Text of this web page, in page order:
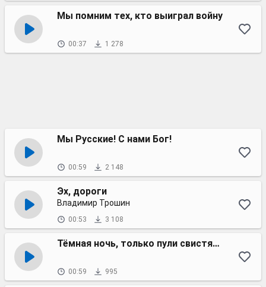
Мы помним тех, кто выиграл войну
00:37 1 278
Мы Русские! С нами Бог!
00:59 2 148
Эх, дороги
Владимир Трошин
00:53 3 108
Тёмная ночь, только пули свистят по степи
00:59 995